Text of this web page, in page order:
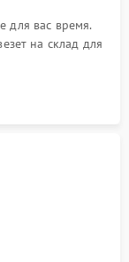
для вас время.
на склад для